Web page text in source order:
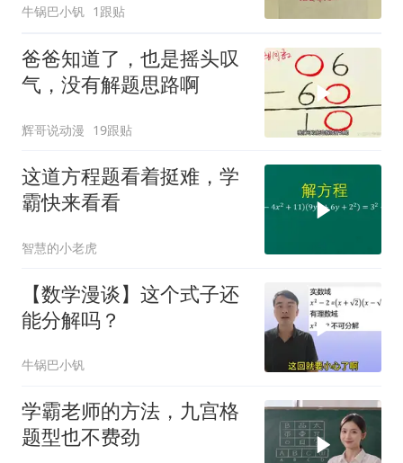
牛锅巴小钒 1跟贴
爸爸知道了，也是摇头叹
气，没有解题思路啊
辉哥说动漫 19跟贴
这道方程题看着挺难，学
霸快来看看
智慧的小老虎
【数学漫谈】这个式子还
能分解吗？
牛锅巴小钒
学霸老师的方法，九宫格
题型也不费劲